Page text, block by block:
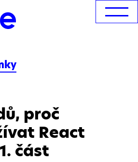
proč
React
část